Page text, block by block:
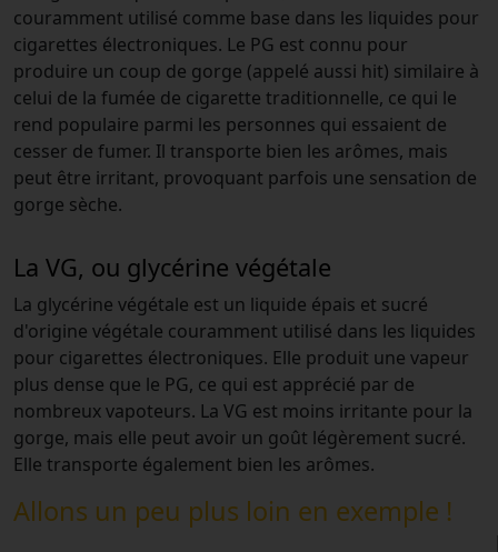
couramment utilisé comme base dans les liquides pour
cigarettes électroniques. Le PG est connu pour
produire un coup de gorge (appelé aussi hit) similaire à
celui de la fumée de cigarette traditionnelle, ce qui le
rend populaire parmi les personnes qui essaient de
cesser de fumer. Il transporte bien les arômes, mais
peut être irritant, provoquant parfois une sensation de
gorge sèche.
La VG, ou glycérine végétale
La glycérine végétale est un liquide épais et sucré
d'origine végétale couramment utilisé dans les liquides
pour cigarettes électroniques. Elle produit une vapeur
plus dense que le PG, ce qui est apprécié par de
nombreux vapoteurs. La VG est moins irritante pour la
gorge, mais elle peut avoir un goût légèrement sucré.
Elle transporte également bien les arômes.
Allons un peu plus loin en exemple !